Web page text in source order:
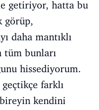
getiriyor, hatta bu
görüp,
daha mantıklı
tüm bunları
hissediyorum.
geçtikçe farklı
kendini